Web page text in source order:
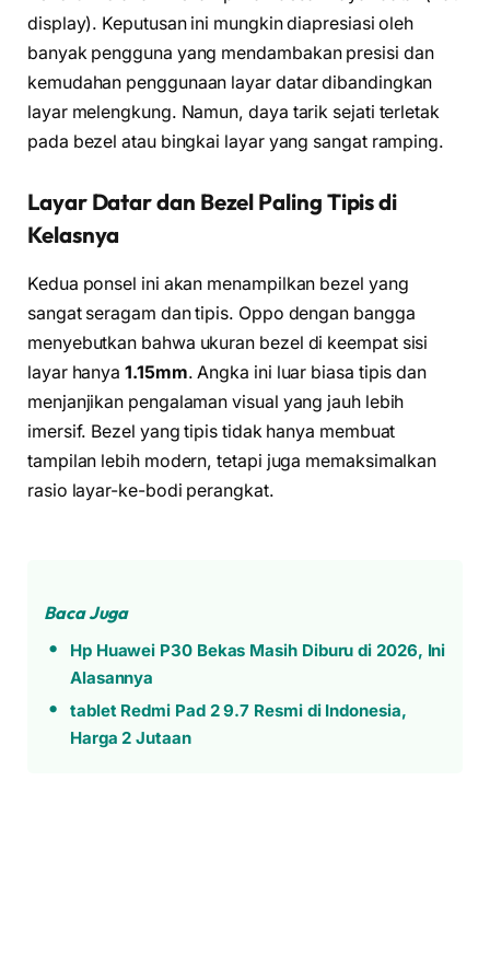
display). Keputusan ini mungkin diapresiasi oleh
banyak pengguna yang mendambakan presisi dan
kemudahan penggunaan layar datar dibandingkan
layar melengkung. Namun, daya tarik sejati terletak
pada bezel atau bingkai layar yang sangat ramping.
Layar Datar dan Bezel Paling Tipis di
Kelasnya
Kedua ponsel ini akan menampilkan bezel yang
sangat seragam dan tipis. Oppo dengan bangga
menyebutkan bahwa ukuran bezel di keempat sisi
layar hanya1.15mm. Angka ini luar biasa tipis dan
menjanjikan pengalaman visual yang jauh lebih
imersif. Bezel yang tipis tidak hanya membuat
tampilan lebih modern, tetapi juga memaksimalkan
rasio layar-ke-bodi perangkat.
Baca Juga
Hp Huawei P30 Bekas Masih Diburu di 2026, Ini
Alasannya
tablet Redmi Pad 2 9.7 Resmi di Indonesia,
Harga 2 Jutaan